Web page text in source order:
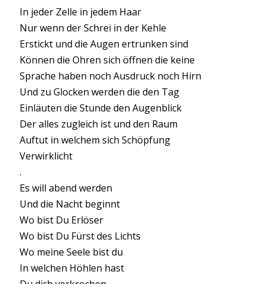
In jeder Zelle in jedem Haar
Nur wenn der Schrei in der Kehle
Erstickt und die Augen ertrunken sind
Können die Ohren sich öffnen die keine
Sprache haben noch Ausdruck noch Hirn
Und zu Glocken werden die den Tag
Einläuten die Stunde den Augenblick
Der alles zugleich ist und den Raum
Auftut in welchem sich Schöpfung
Verwirklicht
.
Es will abend werden
Und die Nacht beginnt
Wo bist Du Erlöser
Wo bist Du Fürst des Lichts
Wo meine Seele bist du
In welchen Höhlen hast